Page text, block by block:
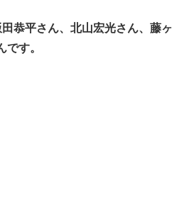
恭平さん、北山宏光さん、藤ヶ
す。